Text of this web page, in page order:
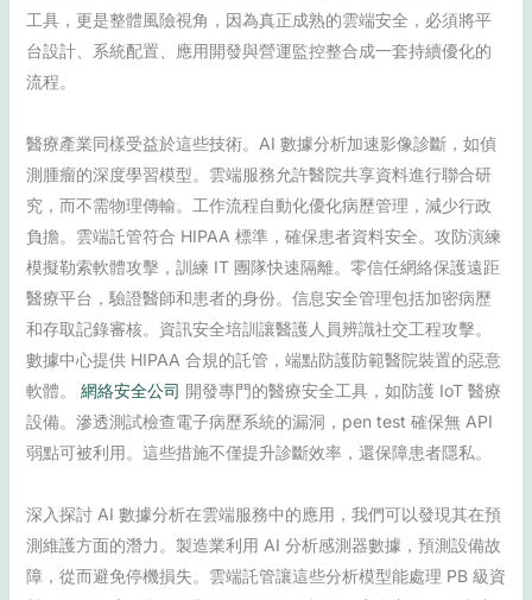
工具，更是整體風險視角，因為真正成熟的雲端安全，必須將平
台設計、系統配置、應用開發與營運監控整合成一套持續優化的
流程。
醫療產業同樣受益於這些技術。AI 數據分析加速影像診斷，如偵
測腫瘤的深度學習模型。雲端服務允許醫院共享資料進行聯合研
究，而不需物理傳輸。工作流程自動化優化病歷管理，減少行政
負擔。雲端託管符合 HIPAA 標準，確保患者資料安全。攻防演練
模擬勒索軟體攻擊，訓練 IT 團隊快速隔離。零信任網絡保護遠距
醫療平台，驗證醫師和患者的身份。信息安全管理包括加密病歷
和存取記錄審核。資訊安全培訓讓醫護人員辨識社交工程攻擊。
數據中心提供 HIPAA 合規的託管，端點防護防範醫院裝置的惡意
軟體。 網絡安全公司 開發專門的醫療安全工具，如防護 IoT 醫療
設備。滲透測試檢查電子病歷系統的漏洞，pen test 確保無 API
弱點可被利用。這些措施不僅提升診斷效率，還保障患者隱私。
深入探討 AI 數據分析在雲端服務中的應用，我們可以發現其在預
測維護方面的潛力。製造業利用 AI 分析感測器數據，預測設備故
障，從而避免停機損失。雲端託管讓這些分析模型能處理 PB 級資